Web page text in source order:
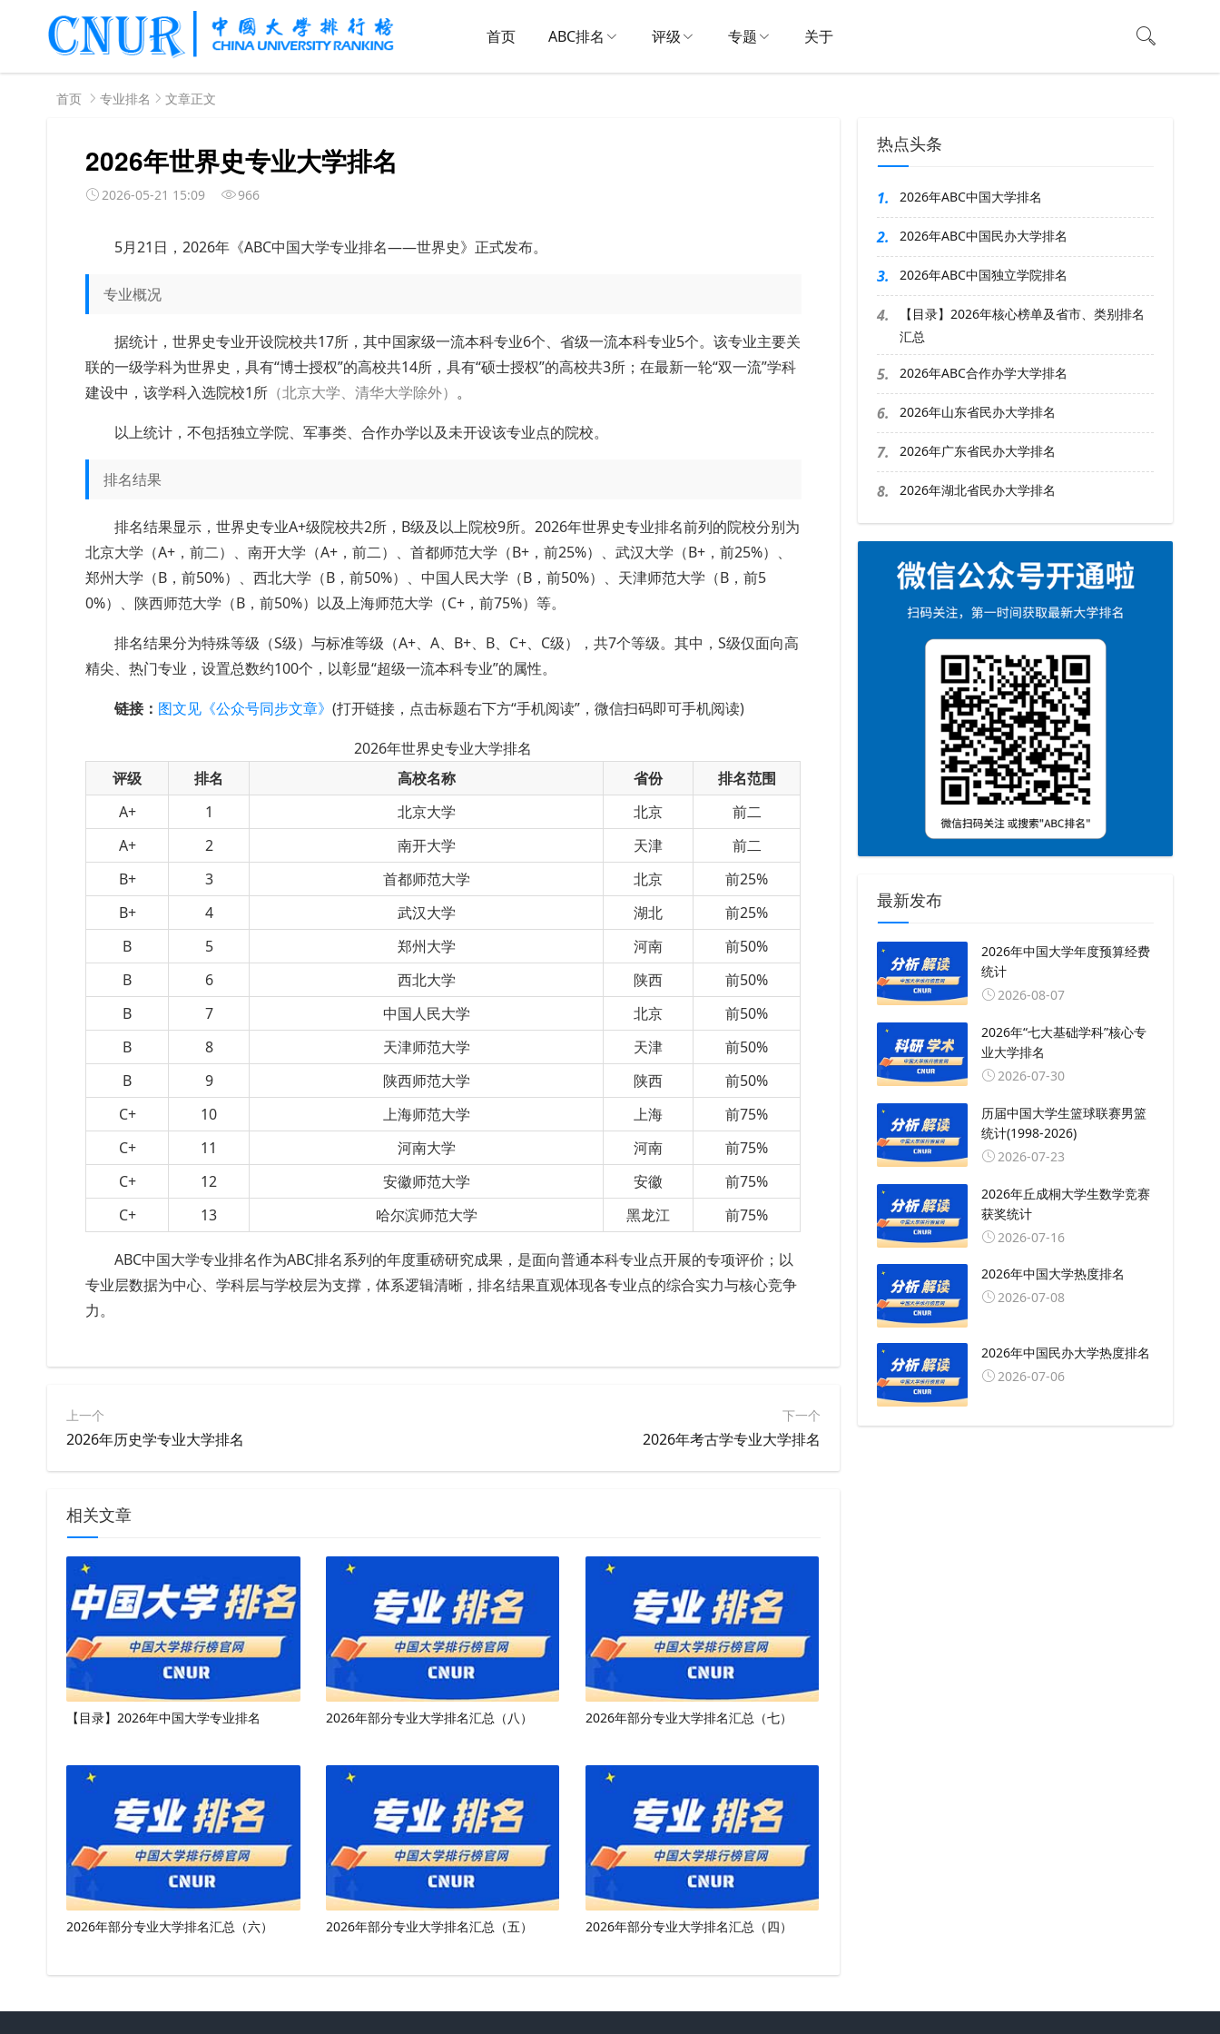
首页 ABC排名 评级 专题 关于
首页 专业排名 文章正文
2026年世界史专业大学排名
2026-05-21 15:09 966
5月21日，2026年《ABC中国大学专业排名——世界史》正式发布。
专业概况
据统计，世界史专业开设院校共17所，其中国家级一流本科专业6个、省级一流本科专业5个。该专业主要关
联的一级学科为世界史，具有“博士授权”的高校共14所，具有“硕士授权”的高校共3所；在最新一轮“双一流”学科
建设中，该学科入选院校1所 （北京大学、清华大学除外） 。
以上统计，不包括独立学院、军事类、合作办学以及未开设该专业点的院校。
排名结果
排名结果显示，世界史专业A+级院校共2所，B级及以上院校9所。2026年世界史专业排名前列的院校分别为
北京大学（A+，前二）、南开大学（A+，前二）、首都师范大学（B+，前25%）、武汉大学（B+，前25%）、
郑州大学（B，前50%）、西北大学（B，前50%）、中国人民大学（B，前50%）、天津师范大学（B，前5
0%）、陕西师范大学（B，前50%）以及上海师范大学（C+，前75%）等。
排名结果分为特殊等级（S级）与标准等级（A+、A、B+、B、C+、C级），共7个等级。其中，S级仅面向高
精尖、热门专业，设置总数约100个，以彰显“超级一流本科专业”的属性。
链接： 图文见《公众号同步文章》 (打开链接，点击标题右下方“手机阅读”，微信扫码即可手机阅读)
2026年世界史专业大学排名
评级
排名 高校名称 省份
排名范围
A+
1 北京大学 北京
前二
A+
2 南开大学 天津
前二
B+
3 首都师范大学 北京
前25%
B+
4 武汉大学 湖北
前25%
B
5 郑州大学 河南
前50%
B
6 西北大学 陕西
前50%
B
7 中国人民大学 北京
前50%
B
8 天津师范大学 天津
前50%
B
9 陕西师范大学 陕西
前50%
C+
10 上海师范大学 上海
前75%
C+
11 河南大学 河南
前75%
C+
12 安徽师范大学 安徽
前75%
C+
13 哈尔滨师范大学 黑龙江 前75%
ABC中国大学专业排名作为ABC排名系列的年度重磅研究成果，是面向普通本科专业点开展的专项评价；以
专业层数据为中心、学科层与学校层为支撑，体系逻辑清晰，排名结果直观体现各专业点的综合实力与核心竞争
力。
上一个
2026年历史学专业大学排名
下一个
2026年考古学专业大学排名
相关文章
【目录】2026年中国大学专业排名 2026年部分专业大学排名汇总（八） 2026年部分专业大学排名汇总（七）
2026年部分专业大学排名汇总（六） 2026年部分专业大学排名汇总（五） 2026年部分专业大学排名汇总（四）
热点头条
1. 2026年ABC中国大学排名
2. 2026年ABC中国民办大学排名
3. 2026年ABC中国独立学院排名
4.
【目录】2026年核心榜单及省市、类别排名
汇总
5. 2026年ABC合作办学大学排名
6. 2026年山东省民办大学排名
7. 2026年广东省民办大学排名
8. 2026年湖北省民办大学排名
最新发布
2026年中国大学年度预算经费
统计
2026-08-07
2026年“七大基础学科”核心专
业大学排名
2026-07-30
历届中国大学生篮球联赛男篮
统计(1998-2026)
2026-07-23
2026年丘成桐大学生数学竞赛
获奖统计
2026-07-16
2026年中国大学热度排名
2026-07-08
2026年中国民办大学热度排名
2026-07-06